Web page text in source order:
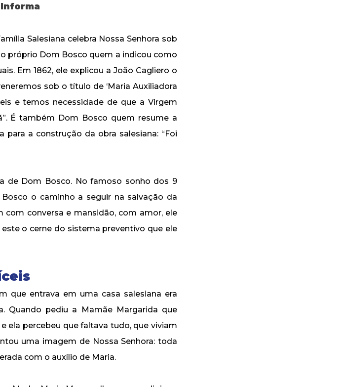
Informa
Salesiana celebra Nossa Senhora sob
próprio Dom Bosco quem a indicou como
Em 1862, ele explicou a João Cagliero o
sob o título de ‘Maria Auxiliadora
e temos necessidade de que a Virgem
É também Dom Bosco quem resume a
para a construção da obra salesiana: “Foi
de Dom Bosco. No famoso sonho dos 9
o caminho a seguir na salvação da
com conversa e mansidão, com amor, ele
o cerne do sistema preventivo que ele
que entrava em uma casa salesiana era
Quando pediu a Mamãe Margarida que
ela percebeu que faltava tudo, que viviam
uma imagem de Nossa Senhora: toda
com o auxílio de Maria.